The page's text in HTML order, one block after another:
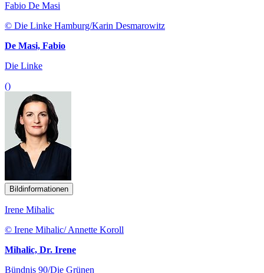
Fabio De Masi
© Die Linke Hamburg/Karin Desmarowitz
De Masi, Fabio
Die Linke
()
Bildinformationen
Irene Mihalic
© Irene Mihalic/ Annette Koroll
Mihalic, Dr. Irene
Bündnis 90/Die Grünen